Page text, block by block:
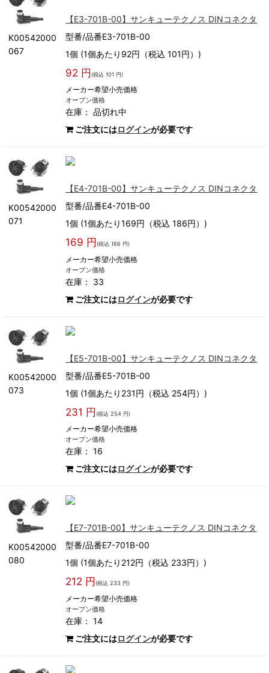
K00542000
067
【E3-701B-00】サンキューテクノス DINコネクタ
型番/品番E3-701B-00
1個 (1個あたり92円（税込 101円）)
92 円 (税込 101 円)
メーカー希望小売価格
オープン価格
在庫：品切れ中
ご注文にはログインが必要です
K00542000
071
【E4-701B-00】サンキューテクノス DINコネクタ
型番/品番E4-701B-00
1個 (1個あたり169円（税込 186円）)
169 円 (税込 186 円)
メーカー希望小売価格
オープン価格
在庫： 33
ご注文にはログインが必要です
K00542000
073
【E5-701B-00】サンキューテクノス DINコネクタ
型番/品番E5-701B-00
1個 (1個あたり231円（税込 254円）)
231 円 (税込 254 円)
メーカー希望小売価格
オープン価格
在庫： 16
ご注文にはログインが必要です
K00542000
080
【E7-701B-00】サンキューテクノス DINコネクタ
型番/品番E7-701B-00
1個 (1個あたり212円（税込 233円）)
212 円 (税込 233 円)
メーカー希望小売価格
オープン価格
在庫： 14
ご注文にはログインが必要です